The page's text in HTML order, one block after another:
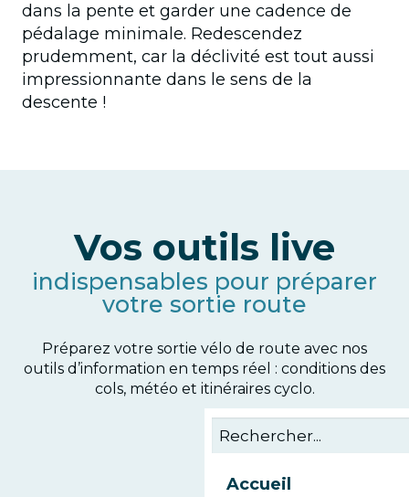
Accueil
dans la pente et garder une cadence de
pédalage minimale. Redescendez
prudemment, car la déclivité est tout aussi
impressionnante dans le sens de la
descente !
Vos outils live
indispensables pour préparer
votre sortie route
Préparez votre sortie vélo de route avec nos
outils d’information en temps réel : conditions des
cols, météo et itinéraires cyclo.